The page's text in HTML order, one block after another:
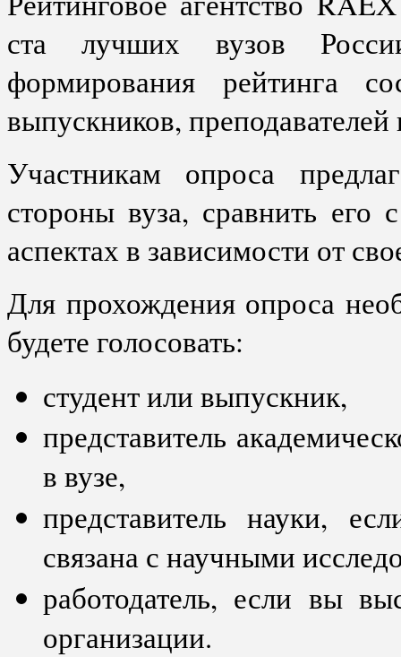
ста лучших вузов
формирования рейтинга
выпускников,
Участникам опроса
стороны вуза, сравнить его
аспектах в зависимости от
Для прохождения опроса
будете голосовать:
студент или выпускник,
представитель
в вузе,
представитель науки,
связана с научными
работодатель, если вы
организации.